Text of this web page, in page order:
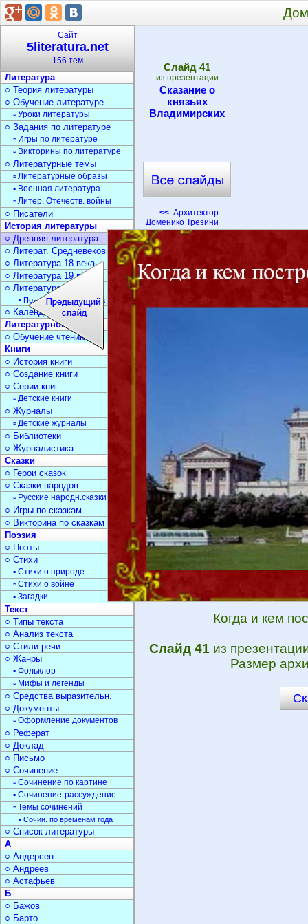
Cлайд 41
из презентации
Сказание о
князьях
Владимирских
<< Архитектор
Доменико Трезини
Когда и кем
Слайд 41 из
Размер
Сайт
5literatura.net
156 тем
Литература
○ Теория литературы
○ Обучение литературе
▫ Уроки литературы
○ Задания по литературе
▫ Игры по литературе
▫ Викторины по литературе
○ Литературные темы
▫ Литературные образы
▫ Военная литература
▫ Литер. Отечеств. войны
○ Писатели
История литературы
○ Древняя литература
○ Литерат. Средневековья
○ Литература 18 века
○ Литература 19 века
○ Литература 20 века
• Поэзия Серебрян. века
○ Календарь дат
Литературное чтение
○ Обучение чтению
Книги
○ История книги
○ Создание книги
○ Серии книг
▫ Детские книги
○ Журналы
▫ Детские журналы
○ Библиотеки
○ Журналистика
Сказки
○ Герои сказок
○ Сказки народов
▫ Русские народн.сказки
○ Игры по сказкам
○ Викторина по сказкам
Поэзия
○ Поэты
○ Стихи
▫ Стихи о природе
▫ Стихи о войне
▫ Загадки
Текст
○ Типы текста
○ Анализ текста
○ Стили речи
○ Жанры
▫ Фольклор
▫ Мифы и легенды
○ Средства выразительн.
○ Документы
▫ Оформление документов
○ Реферат
○ Доклад
○ Письмо
○ Сочинение
▫ Сочинение по картине
▫ Сочинение-рассуждение
▫ Темы сочинений
• Сочин. по временам года
○ Список литературы
А
○ Андерсен
○ Андреев
○ Астафьев
Б
○ Бажов
○ Барто